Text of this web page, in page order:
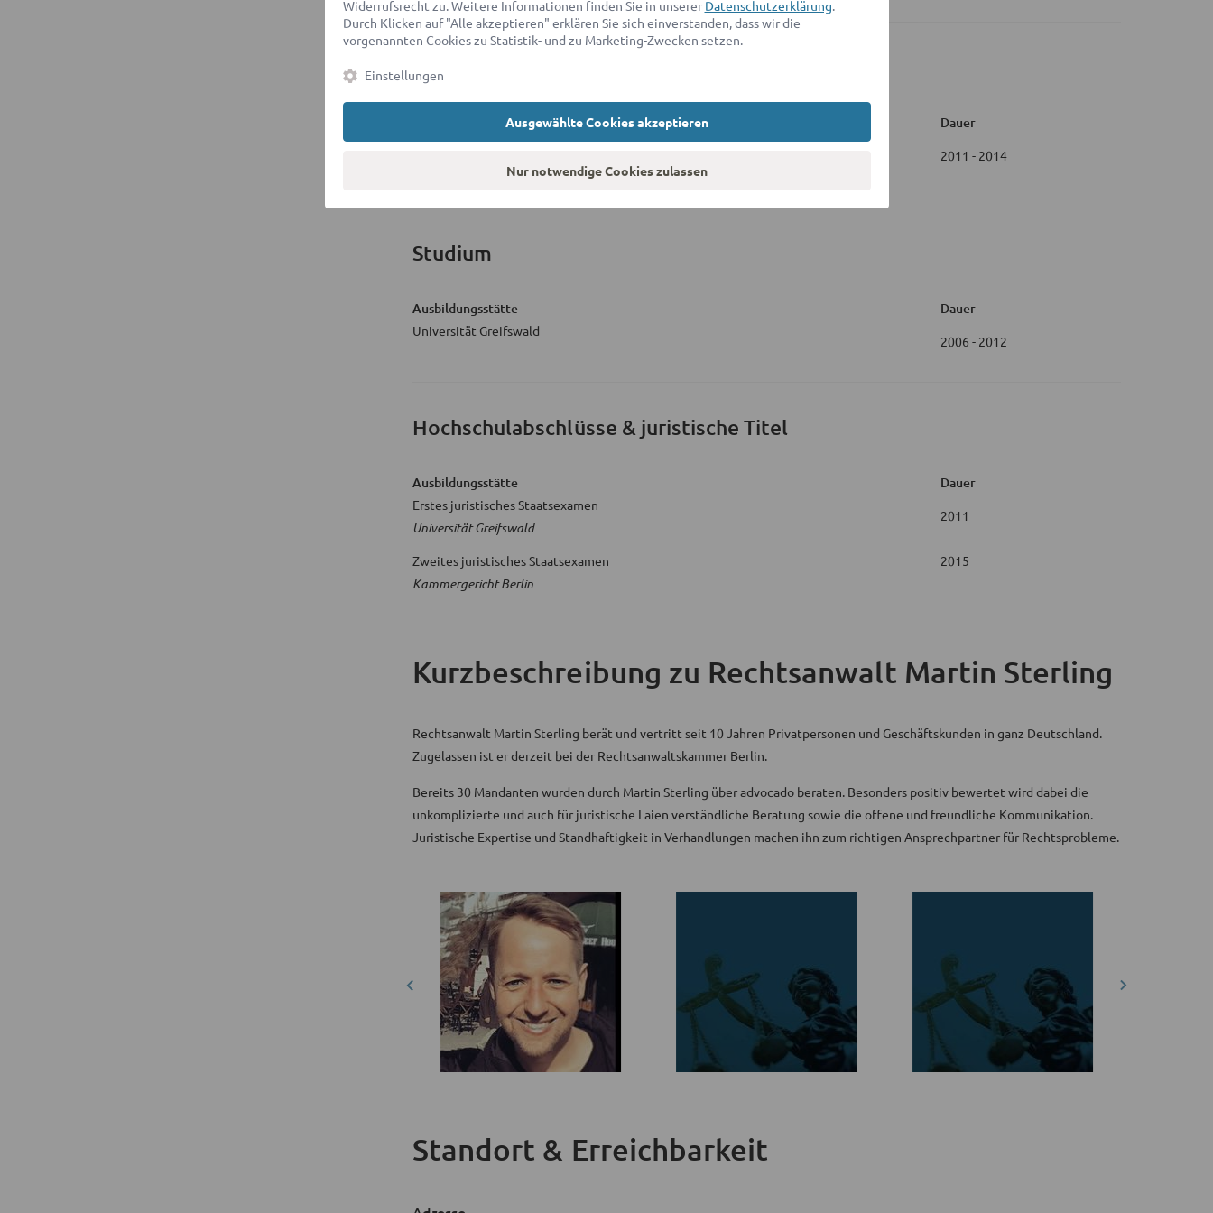
Dauer
Rechtsreferendar
Kammergericht Berlin
2011 - 2014
Studium
Ausbildungsstätte Dauer
Universität Greifswald
2006 - 2012
Hochschulabschlüsse & juristische Titel
Ausbildungsstätte Dauer
Erstes juristisches Staatsexamen
Universität Greifswald
2011
Zweites juristisches Staatsexamen
Kammergericht Berlin
2015
Kurzbeschreibung zu Rechtsanwalt Martin Sterling
Rechtsanwalt Martin Sterling berät und vertritt seit 10 Jahren Privatpersonen und Geschäftskunden in ganz Deutschland.
Zugelassen ist er derzeit bei der Rechtsanwaltskammer Berlin.
Bereits 30 Mandanten wurden durch Martin Sterling über advocado beraten. Besonders positiv bewertet wird dabei die
unkomplizierte und auch für juristische Laien verständliche Beratung sowie die offene und freundliche Kommunikation.
Juristische Expertise und Standhaftigkeit in Verhandlungen machen ihn zum richtigen Ansprechpartner für Rechtsprobleme.
Standort & Erreichbarkeit
Widerrufsrecht zu. Weitere Informationen finden Sie in unserer Datenschutzerklärung.
Durch Klicken auf "Alle akzeptieren" erklären Sie sich einverstanden, dass wir die
vorgenannten Cookies zu Statistik- und zu Marketing-Zwecken setzen.
Einstellungen
Ausgewählte Cookies akzeptieren
Nur notwendige Cookies zulassen